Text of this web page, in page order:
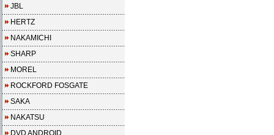
JBL
HERTZ
NAKAMICHI
SHARP
MOREL
ROCKFORD FOSGATE
SAKA
NAKATSU
DVD ANDROID